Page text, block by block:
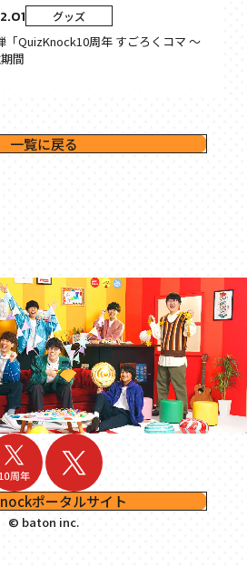
グッズ
「QuizKnock10周年 すごろくコマ 〜
間
一覧に戻る
ポータルサイト
© baton inc.